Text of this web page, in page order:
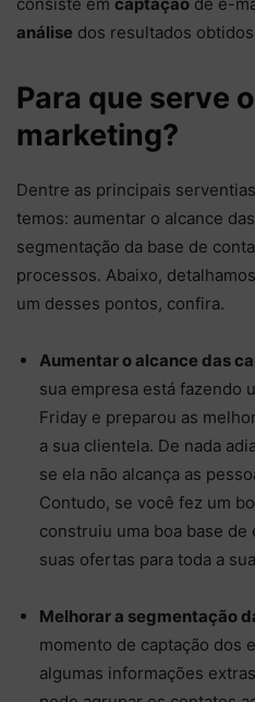
análise dos resultados
Para que serve
marketing?
Dentre as principais
temos: aumentar o alcance
segmentação da base de
processos. Abaixo,
um desses pontos, confira.
Aumentar o alcance das
sua empresa está fazendo
Friday e preparou as
a sua clientela. De nada
se ela não alcança as
Contudo, se você fez um
construiu uma boa base
suas ofertas para toda a
Melhorar a segmentação
momento de captação dos
algumas informações